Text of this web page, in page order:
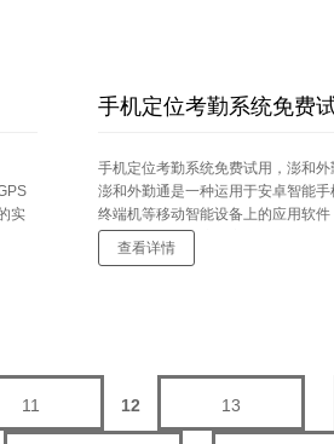
实
功
手机定位考勤系统免费
手机定位考勤系统免费试用，澎和外
澎和外勤通是一种运用于安卓智能
终端机等移动智能设备上的应用软
时定位、活动轨迹、安全保障、考勤
能：实时定位（手机定位、车辆定位
查看详情
11 12 13